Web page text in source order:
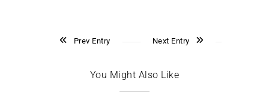
Prev Entry Next Entry
You Might Also Like